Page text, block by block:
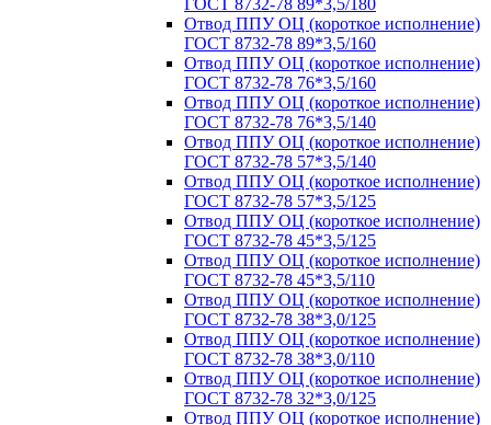
ГОСТ 8732-78 89*3,5/180
Отвод ППУ ОЦ (короткое исполнение)
ГОСТ 8732-78 89*3,5/160
Отвод ППУ ОЦ (короткое исполнение)
ГОСТ 8732-78 76*3,5/160
Отвод ППУ ОЦ (короткое исполнение)
ГОСТ 8732-78 76*3,5/140
Отвод ППУ ОЦ (короткое исполнение)
ГОСТ 8732-78 57*3,5/140
Отвод ППУ ОЦ (короткое исполнение)
ГОСТ 8732-78 57*3,5/125
Отвод ППУ ОЦ (короткое исполнение)
ГОСТ 8732-78 45*3,5/125
Отвод ППУ ОЦ (короткое исполнение)
ГОСТ 8732-78 45*3,5/110
Отвод ППУ ОЦ (короткое исполнение)
ГОСТ 8732-78 38*3,0/125
Отвод ППУ ОЦ (короткое исполнение)
ГОСТ 8732-78 38*3,0/110
Отвод ППУ ОЦ (короткое исполнение)
ГОСТ 8732-78 32*3,0/125
Отвод ППУ ОЦ (короткое исполнение)